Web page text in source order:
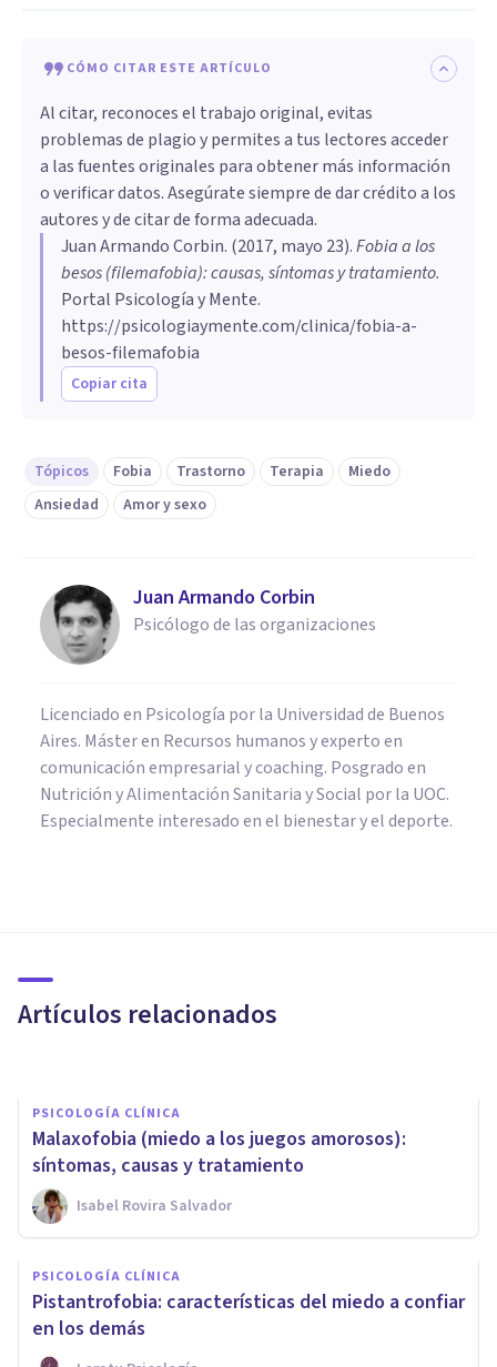
CÓMO CITAR ESTE ARTÍCULO
Al citar, reconoces el trabajo original, evitas
problemas de plagio y permites a tus lectores acceder
a las fuentes originales para obtener más información
o verificar datos. Asegúrate siempre de dar crédito a los
autores y de citar de forma adecuada.
Juan Armando Corbin. (2017, mayo 23).Fobia a los
besos (filemafobia): causas, síntomas y tratamiento.
Portal Psicología y Mente.
https://psicologiaymente.com/clinica/fobia-a-
besos-filemafobia
Copiar cita
Tópicos Fobia Trastorno Terapia
Miedo
Ansiedad
Amor y sexo
Juan Armando Corbin
Psicólogo de las organizaciones
Licenciado en Psicología por la Universidad de Buenos
Aires. Máster en Recursos humanos y experto en
comunicación empresarial y coaching. Posgrado en
Nutrición y Alimentación Sanitaria y Social por la UOC.
Especialmente interesado en el bienestar y el deporte.
Artículos relacionados
causas, síntomas y tratamiento
PSICOLOGÍA CLÍNICA
Malaxofobia (miedo a los juegos amorosos):
síntomas, causas y tratamiento
Isabel Rovira Salvador
PSICOLOGÍA CLÍNICA
Pistantrofobia: características del miedo a confiar
en los demás
ENTREVISTAS
Mar Puigmartí: "No tener
tabúes permite hablar
abiertamente de sexo con la